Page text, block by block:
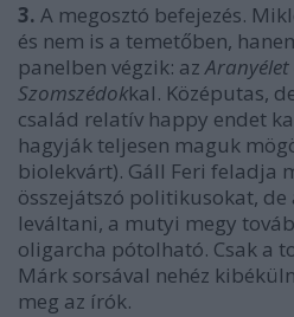
3. A megosztó befejezés.
és nem is a temetőben,
panelben végzik: azAranyélet
Szomszédokkal. Középutas,
család relatív happy endet
hagyják teljesen maguk
biolekvárt). Gáll Feri feladja
összejátszó politikusokat,
leváltani, a mutyi megy
oligarcha pótolható. Csak a
Márk sorsával nehéz
meg az írók.